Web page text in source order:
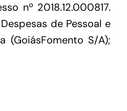
nº 2018.12.000817.
de Pessoal e
(GoiásFomento S/A);